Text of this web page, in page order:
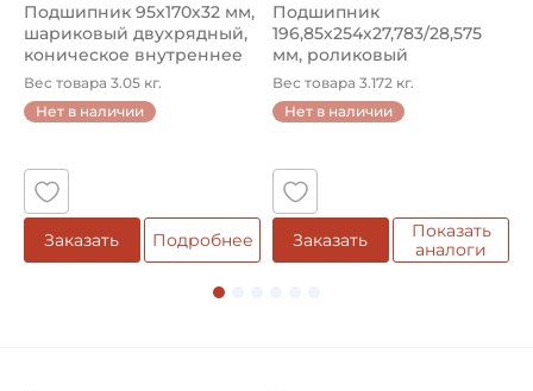
Подшипник 95х170х32 мм,
шариковый двухрядный,
коническое внутреннее
кол...
Вес товара 3.05 кг.
Нет в наличии
Заказать Подробнее
Подшипник
196,85х254х27,783/28,575
мм, роликовый
однорядный конический
...
Вес товара 3.172 кг.
Нет в наличии
Заказать
Показать
аналоги